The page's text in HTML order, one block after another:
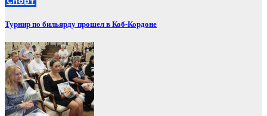
Турнир по бильярду прошел в Коб-Кордоне